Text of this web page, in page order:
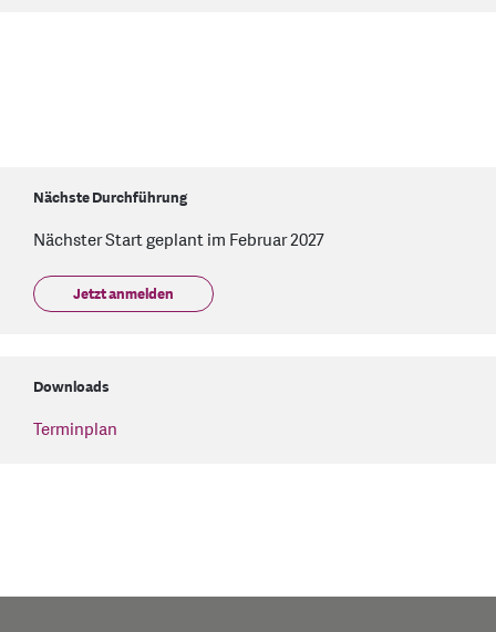
Nächste Durchführung
Nächster Start geplant im Februar 2027
Jetzt anmelden
Downloads
Terminplan